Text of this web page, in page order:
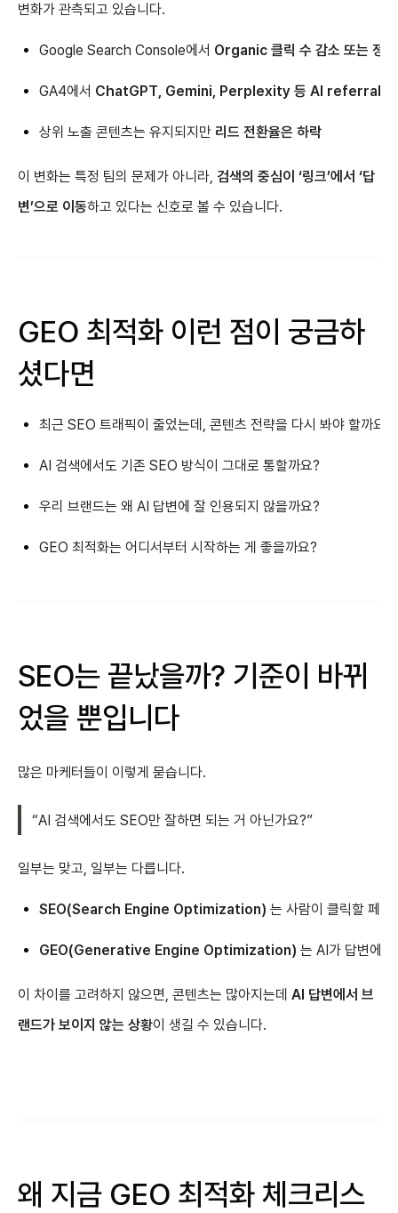
변화가 관측되고 있습니다.
Google Search Console에서 Organic 클릭 수 감소 또는 정체
GA4에서 ChatGPT, Gemini, Perplexity 등 AI referral 트
상위 노출 콘텐츠는 유지되지만 리드 전환율은 하락
이 변화는 특정 팀의 문제가 아니라, 검색의 중심이 ‘링크’에서 ‘답
변’으로 이동하고 있다는 신호로 볼 수 있습니다.
GEO 최적화 이런 점이 궁금하
셨다면
최근 SEO 트래픽이 줄었는데, 콘텐츠 전략을 다시 봐야 할까요?
AI 검색에서도 기존 SEO 방식이 그대로 통할까요?
우리 브랜드는 왜 AI 답변에 잘 인용되지 않을까요?
GEO 최적화는 어디서부터 시작하는 게 좋을까요?
SEO는 끝났을까? 기준이 바뀌
었을 뿐입니다
많은 마케터들이 이렇게 묻습니다.
“AI 검색에서도 SEO만 잘하면 되는 거 아닌가요?”
일부는 맞고, 일부는 다릅니다.
SEO(Search Engine Optimization) 는 사람이 클릭할 페이
GEO(Generative Engine Optimization) 는 AI가 답변에
이 차이를 고려하지 않으면, 콘텐츠는 많아지는데 AI 답변에서 브
랜드가 보이지 않는 상황이 생길 수 있습니다.
왜 지금 GEO 최적화 체크리스